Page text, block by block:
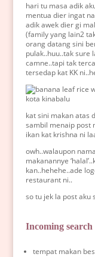
hari tu masa adik
mentua dier ingat
adik awek dier gi
(family yang lain2
orang datang sini
pulak..huu..tak sure
camne..tapi tak
tersedap kat KK
kat sini makan atas
sambil menaip post
ikan kat krishna ni
owh..walaupon
makanannye
kan..hehehe..ade
restaurant ni..
so tu jek la post aku
Incoming search
tempat makan